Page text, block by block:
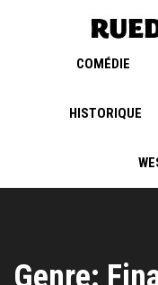
COMÉDIE
HISTORIQUE
Genre: